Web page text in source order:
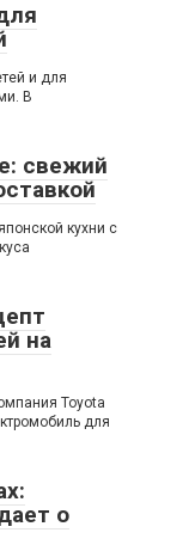
и для
В
свежий
кухни с
на
Toyota
для
о